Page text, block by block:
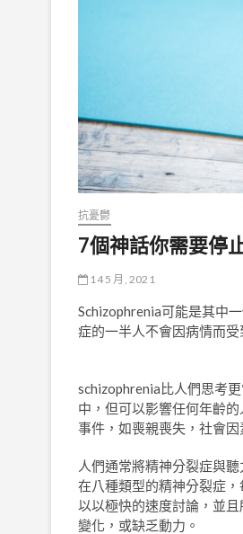
抗憂鬱
7個神話你需要停
14 5 月, 2021
Schizophrenia可能是其中
症的一半人不會因病情而
schizophrenia比人們思考
中，但可以影響任何年齡
事件，如喪親喪失，社會
人們通常將精神分裂症與
在八種類型的精神分裂症
以以極快的速度討論，並
變化，或缺乏動力。